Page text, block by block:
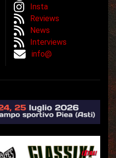
Insta
Reviews
News
Interviews
info@